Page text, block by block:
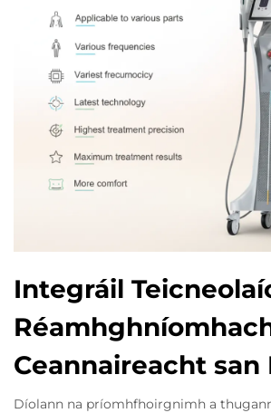
Integráil
Ceannaireacht
Díolann na príomhfhoirgnimh a